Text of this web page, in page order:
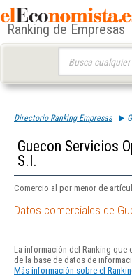
Ranking de Empresas
Directorio Ranking Empresas
Guecon Servicios
S.l.
Comercio al por menor de
Datos comerciales de
La información del Ranking
de la base de datos de
Más información sobre el